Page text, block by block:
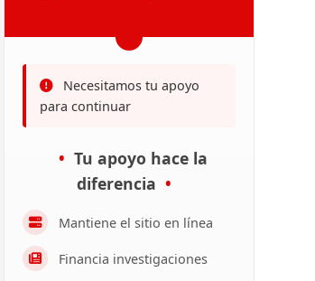
Necesitamos tu apoyo
para continuar
Tu apoyo hace la
diferencia
Mantiene el sitio en línea
Financia investigaciones